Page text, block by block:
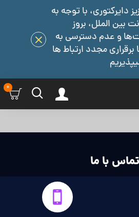
دایرکتوری، با توجه به
بین الملل، بروز
و عدم دسترسی به
برقراری مجدد ارتباط ها
0
تماس با ما